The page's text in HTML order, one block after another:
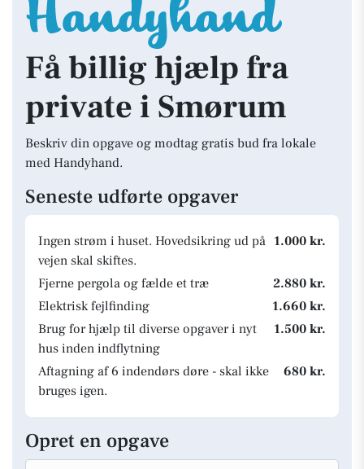
Få billig hjælp fra
private i Smørum
Beskriv din opgave og modtag gratis bud fra lokale
med Handyhand.
Seneste udførte opgaver
Ingen strøm i huset. Hovedsikring ud på
vejen skal skiftes.
1.000 kr.
Fjerne pergola og fælde et træ
2.880 kr.
Elektrisk fejlfinding
1.660 kr.
Brug for hjælp til diverse opgaver i nyt
hus inden indflytning
1.500 kr.
Aftagning af 6 indendørs døre - skal ikke
bruges igen.
680 kr.
Opret en opgave